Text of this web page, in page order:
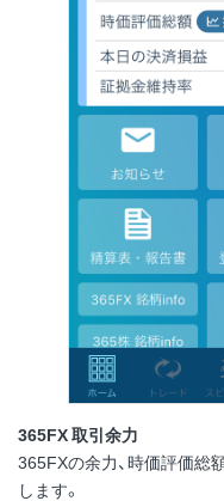
365FX 取引余力
365FXの余力、時価評価総
します。